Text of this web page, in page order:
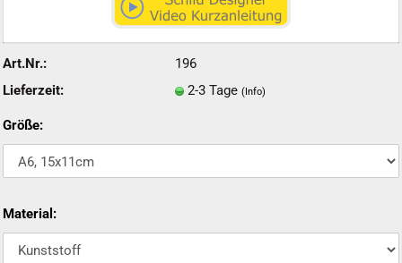
Art.Nr.:
196
Lieferzeit:
2-3 Tage (Info)
Größe:
Material: